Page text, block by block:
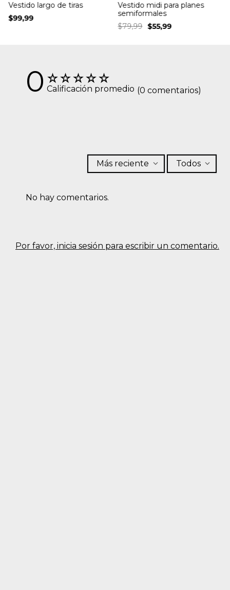
Vestido largo de tiras
$99,99
Vestido midi para planes
semiformales
$79,99 $55,99
☆☆☆☆☆
0 Calificación promedio (0 comentarios)
Por favor, inicia sesión para escribir un comentario.
Más reciente Todos
No hay comentarios.